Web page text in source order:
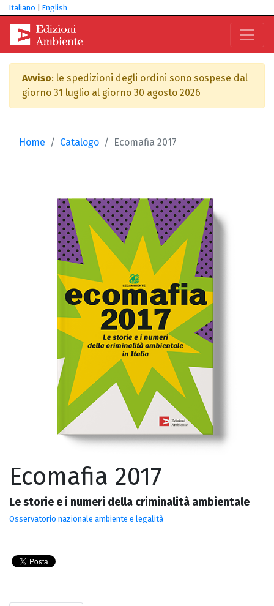
Italiano English
Avviso: le spedizioni degli ordini sono sospese dal
giorno 31 luglio al giorno 30 agosto 2026
Home Catalogo Ecomafia 2017
Ecomafia 2017
Le storie e i numeri della criminalità ambientale
Osservatorio nazionale ambiente e legalità